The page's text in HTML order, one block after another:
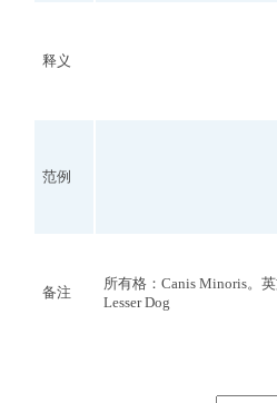
释义
范例
备注
所有格：Canis Minoris。
Lesser Dog